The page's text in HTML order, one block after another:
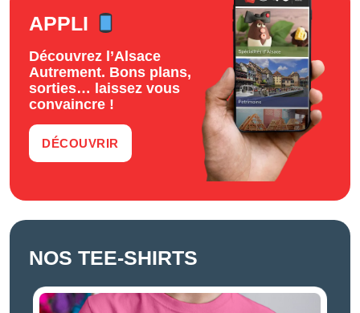
APPLI
Découvrez l’Alsace
Autrement. Bons plans,
sorties… laissez vous
convaincre !
DÉCOUVRIR
NOS TEE-SHIRTS